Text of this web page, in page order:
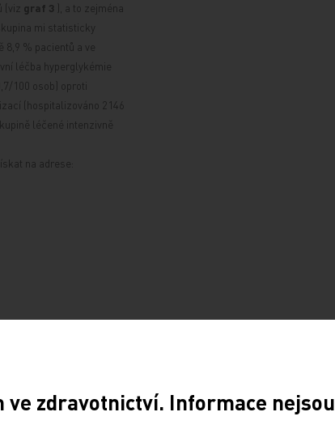
(viz graf 3 ), a to zejména
mi statisticky
% pacientů a ve
léčba hyperglykémie
100 osob) oproti
(hospitalizováno 2146
léčené intenzivně
na adrese:
zdravotnictví. Informace nejsou